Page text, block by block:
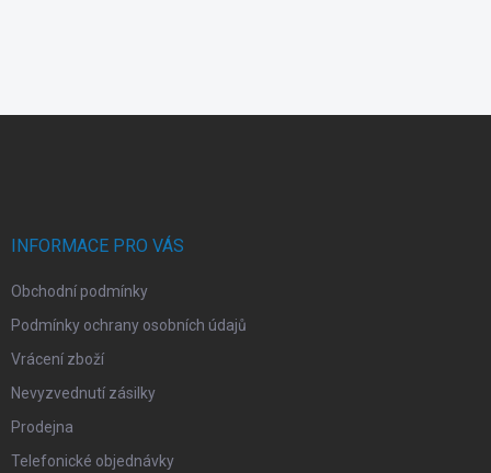
INFORMACE PRO VÁS
Obchodní podmínky
Podmínky ochrany osobních údajů
Vrácení zboží
Nevyzvednutí zásilky
Prodejna
Telefonické objednávky